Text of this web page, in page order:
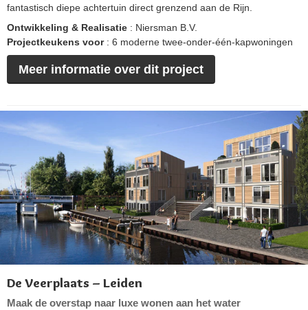
fantastisch diepe achtertuin direct grenzend aan de Rijn.
Ontwikkeling & Realisatie : Niersman B.V.
Projectkeukens voor: 6 moderne twee-onder-één-kapwoningen
Meer informatie over dit project
De Veerplaats – Leiden
Maak de overstap naar luxe wonen aan het water